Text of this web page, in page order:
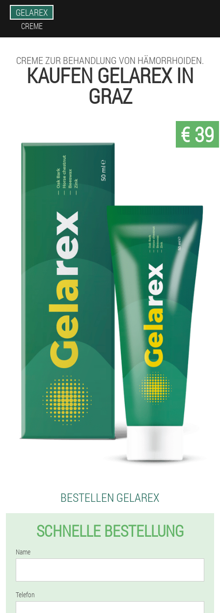
GELAREX
CREME
CREME ZUR BEHANDLUNG VON HÄMORRHOIDEN.
KAUFEN GELAREX IN
GRAZ
€ 39
BESTELLEN GELAREX
SCHNELLE BESTELLUNG
Name
Telefon